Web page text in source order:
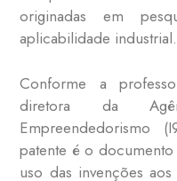
originadas em
aplicabilidade industrial.
Conforme a
diretora da
Empreendedorismo
patente é o
uso das invenções